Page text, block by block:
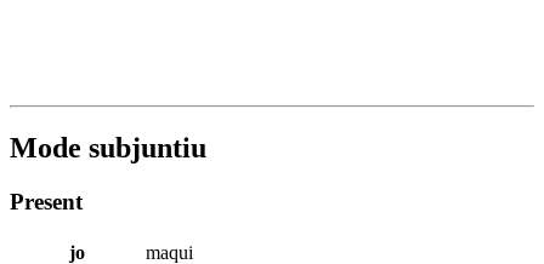
Mode subjuntiu
Present
jo
maqui